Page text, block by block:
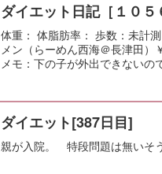
ダイエット日記［１０５
体重： 体脂肪率： 歩数：未計
メン（らーめん西海＠長津田）
メモ：下の子が外出できない
ダイエット[387日目]
親が入院。 特段問題は無いそ